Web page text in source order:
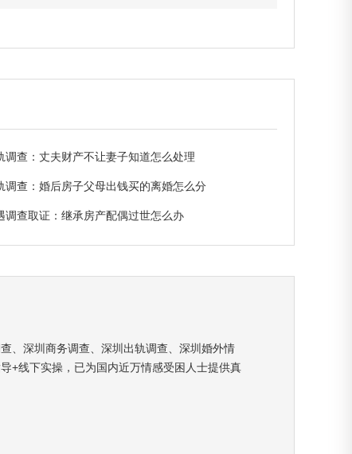
调查：丈夫财产不让妻子知道怎么处理
调查：婚后房子父母出钱买的离婚怎么分
调查取证：继承房产配偶过世怎么办
、深圳商务调查、深圳出轨调查、深圳婚外情
+线下实操，已为国内近万情感受困人士提供真